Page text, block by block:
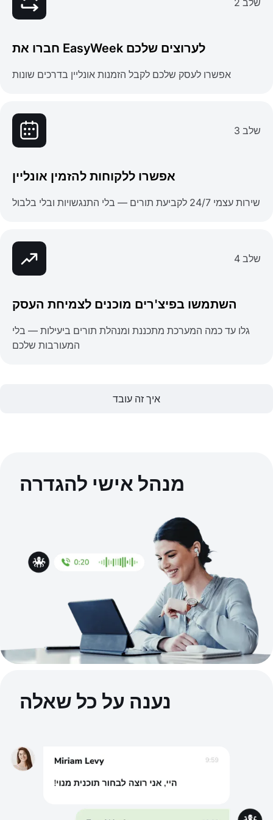
שלב 2
חברו את EasyWeek לערוצים שלכם
אפשרו לעסק שלכם לקבל הזמנות אונליין בדרכים שונות
שלב 3
אפשרו ללקוחות להזמין אונליין
שירות עצמי 24/7 לקביעת תורים — בלי התנגשויות ובלי בלבול
שלב 4
השתמשו בפיצ'רים מוכנים לצמיחת העסק
גלו עד כמה המערכת מתכננת ומנהלת תורים ביעילות — בלי
המעורבות שלכם
איך זה עובד
מנהל אישי להגדרה
נענה על כל שאלה